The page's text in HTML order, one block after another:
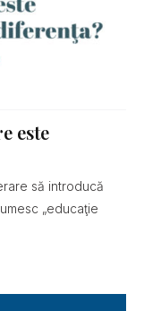
este
să introducă
„educaţie